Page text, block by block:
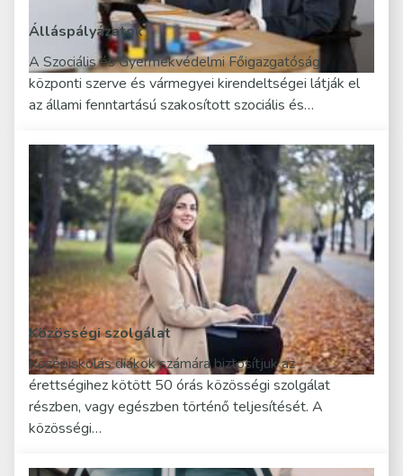
Álláspályázatok
A Szociális és Gyermekvédelmi Főigazgatóság
központi szerve és vármegyei kirendeltségei látják el
az állami fenntartású szakosított szociális és…
Közösségi szolgálat
Középiskolás diákok számára biztosítjuk az
érettségihez kötött 50 órás közösségi szolgálat
részben, vagy egészben történő teljesítését. A
közösségi…